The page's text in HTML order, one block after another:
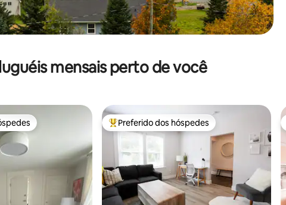
mensais perto de você
dos hóspedes Entre os melhores preferidos dos hóspedes
Preferido dos hóspedes